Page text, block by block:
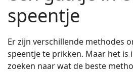
speentje
Er zijn verschillende methodes
speentje te prikken. Maar het is
zoeken naar wat de beste